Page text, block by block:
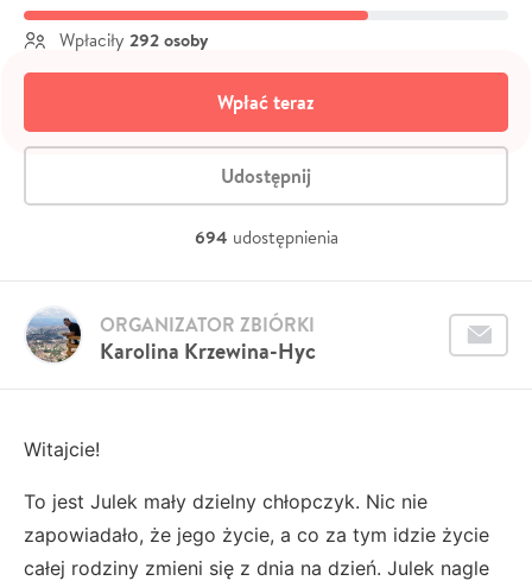
Wpłaciły 292 osoby
Wpłać teraz
Udostępnij
694 udostępnienia
Karolina Krzewina-Hyc
ORGANIZATOR ZBIÓRKI
Witajcie!
To jest Julek mały dzielny chłopczyk. Nic nie
zapowiadało, że jego życie, a co za tym idzie życie
całej rodziny zmieni się z dnia na dzień. Julek nagle